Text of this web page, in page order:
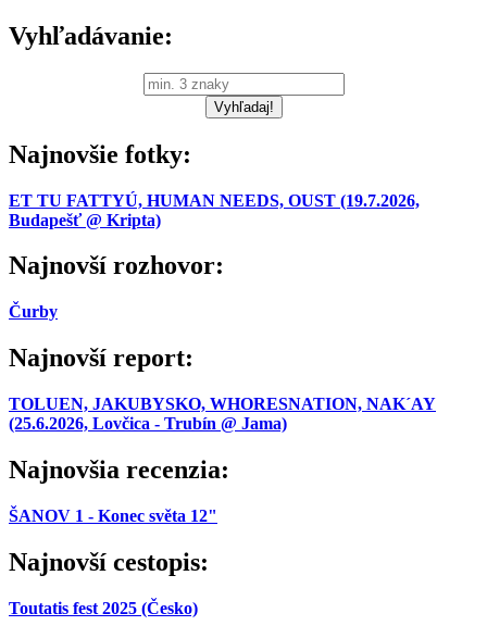
Vyhľadávanie:
Najnovšie fotky:
ET TU FATTYÚ, HUMAN NEEDS, OUST (19.7.2026,
Budapešť @ Kripta)
Najnovší rozhovor:
Čurby
Najnovší report:
TOLUEN, JAKUBYSKO, WHORESNATION, NAK´AY
(25.6.2026, Lovčica - Trubín @ Jama)
Najnovšia recenzia:
ŠANOV 1 - Konec světa 12"
Najnovší cestopis:
Toutatis fest 2025 (Česko)